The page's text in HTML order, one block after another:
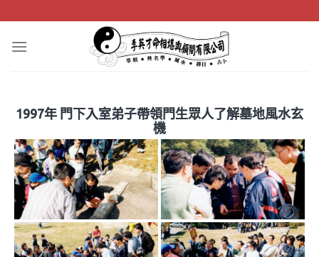
to
content
1997年 門下入室弟子帶領門生眾人了解墓地風水玄
機